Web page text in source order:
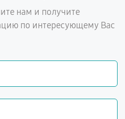
нам и получите
по интересующему Вас